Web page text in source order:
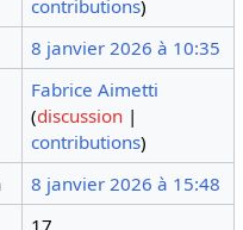
contributions)
8 janvier 2026 à 10:35
Fabrice Aimetti
(discussion |
contributions)
8 janvier 2026 à 15:48